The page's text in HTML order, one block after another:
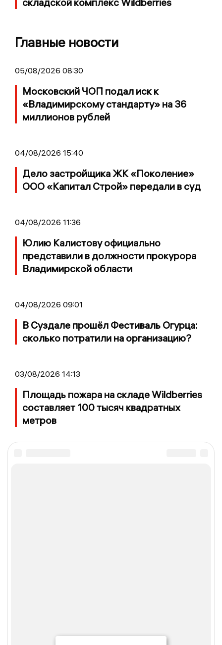
Главные новости
05/08/2026 08:30
Московский ЧОП подал иск к
«Владимирскому стандарту» на 36
миллионов рублей
04/08/2026 15:40
Дело застройщика ЖК «Поколение»
ООО «Капитал Строй» передали в суд
04/08/2026 11:36
Юлию Калистову официально
представили в должности прокурора
Владимирской области
04/08/2026 09:01
В Суздале прошёл Фестиваль Огурца:
сколько потратили на организацию?
03/08/2026 14:13
Площадь пожара на складе Wildberries
составляет 100 тысяч квадратных
метров